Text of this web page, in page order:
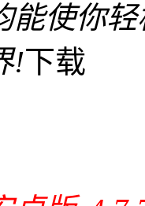
能使你
!下载